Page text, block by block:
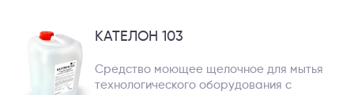
КАТЕЛОН 103
Средство моющее щелочное для мытья
технологического оборудования с